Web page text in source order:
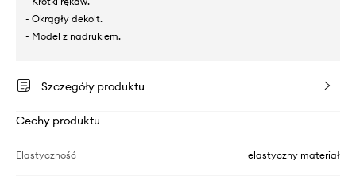
- Okrągły dekolt.
- Model z nadrukiem.
Szczegóły produktu
Cechy produktu
Elastyczność elastyczny materiał